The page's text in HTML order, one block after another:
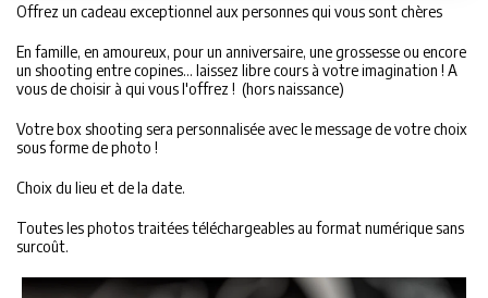
Offrez un cadeau exceptionnel aux personnes qui vous sont chères
En famille, en amoureux, pour un anniversaire, une grossesse ou encore
un shooting entre copines... laissez libre cours à votre imagination ! A
vous de choisir à qui vous l'offrez ! (hors naissance)
Votre box shooting sera personnalisée avec le message de votre choix
sous forme de photo !
Choix du lieu et de la date.
Toutes les photos traitées téléchargeables au format numérique sans
surcoût.